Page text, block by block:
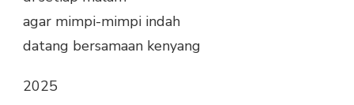
agar mimpi-mimpi indah
datang bersamaan kenyang
2025